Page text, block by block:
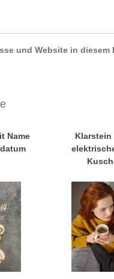
und Website in
Name
Klarstein